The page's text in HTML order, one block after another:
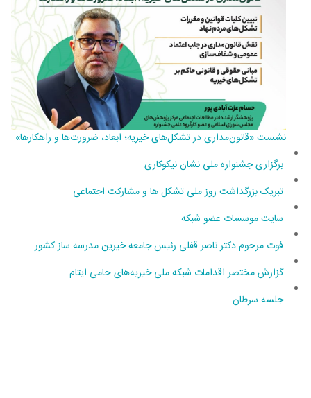
نشست «قانون‌مداری در تشکل‌های خیریه؛ ابعاد، ضرورت‌ها و راهکارها»
برگزاری جشنواره ملی نشان نیکوکاری
تبریک بزرگداشت روز ملی تشکل ها و مشارکت اجتماعی
سایت موسسات عضو شبکه
فوت مرحوم دکتر ناصر قفلی رئیس جامعه خیرین مدرسه ساز کشور
گزارش مختصر اقدامات شبکه ملی خیریه‌های حامی ایتام
جلسه سرطان